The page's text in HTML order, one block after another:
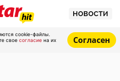
НОВОСТИ
cookie-файлы.
свое согласие на их
Согласен